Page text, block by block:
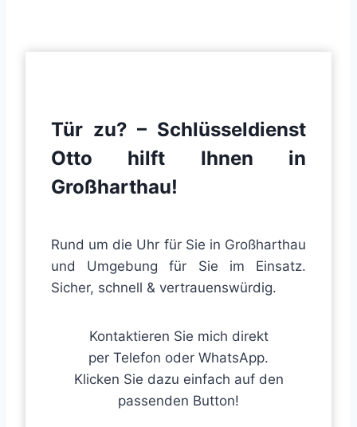
Tür zu? – Schlüsseldienst
Otto hilft Ihnen in
Großharthau!
Rund um die Uhr für Sie in Großharthau
und Umgebung für Sie im Einsatz.
Sicher, schnell & vertrauenswürdig.
Kontaktieren Sie mich direkt
per Telefon oder WhatsApp.
Klicken Sie dazu einfach auf den
passenden Button!